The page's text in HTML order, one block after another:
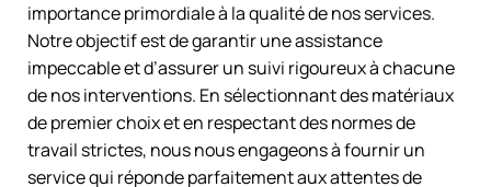
importance primordiale à la qualité de nos services.
Notre objectif est de garantir une assistance
impeccable et d’assurer un suivi rigoureux à chacune
de nos interventions. En sélectionnant des matériaux
de premier choix et en respectant des normes de
travail strictes, nous nous engageons à fournir un
service qui réponde parfaitement aux attentes de